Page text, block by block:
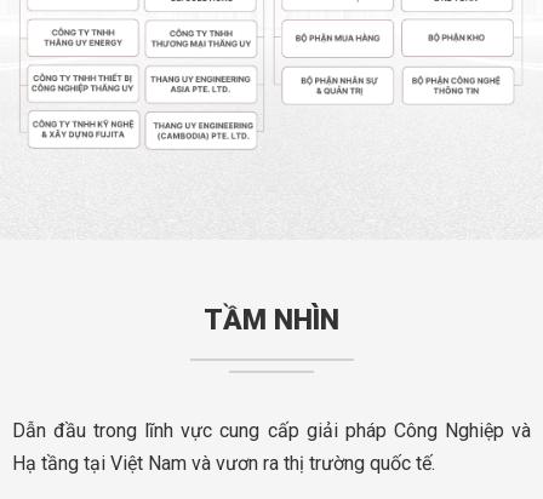
TẦM NHÌN
Dẫn đầu trong lĩnh vực cung cấp giải pháp Công Nghiệp và
Hạ tầng tại Việt Nam và vươn ra thị trường quốc tế.